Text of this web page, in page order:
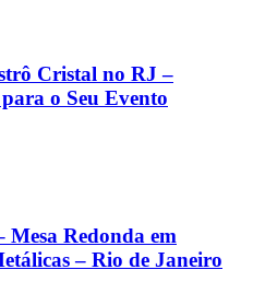
Cristal no RJ –
o Seu Evento
Redonda em
– Rio de Janeiro